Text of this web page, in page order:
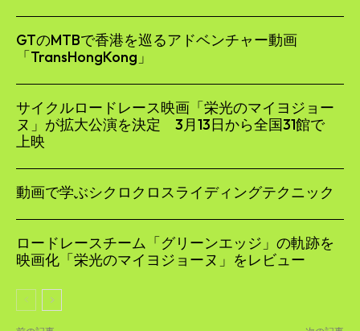
GTのMTBで香港を巡るアドベンチャー動画
「TransHongKong」
サイクルロードレース映画「栄光のマイヨジョー
ヌ」が拡大公演を決定 3月13日から全国31館で
上映
動画で学ぶシクロクロスライディングテクニック
ロードレースチーム「グリーンエッジ」の軌跡を
映画化「栄光のマイヨジョーヌ」をレビュー